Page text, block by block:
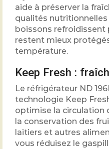
aide à préserver la
qualités nutritionnelles
boissons refroidissent
restent mieux
température.
Keep Fresh :
Le réfrigérateur ND
technologie Keep
optimise la circulation
la conservation des
laitiers et autres
vous réduisez le